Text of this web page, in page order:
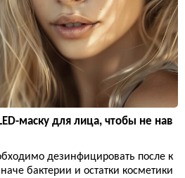
маску для лица, чтобы не нав
дезинфицировать после к
бактерии и остатки косметики